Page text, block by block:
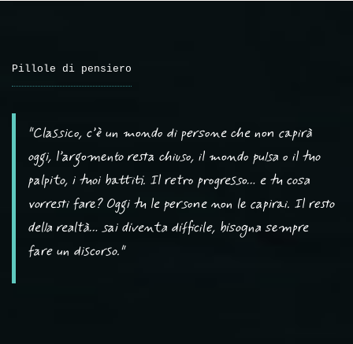
Pillole di pensiero
"Classico, c’è un mondo di persone che non capirà
oggi, l’argomento resta chiuso, il mondo pulsa o il tuo
palpito, i tuoi battiti. Il retro progresso… e tu cosa
vorresti fare? Oggi tu le persone non le capirai. Il resto
della realtà… sai diventa difficile, bisogna sempre
fare un discorso."